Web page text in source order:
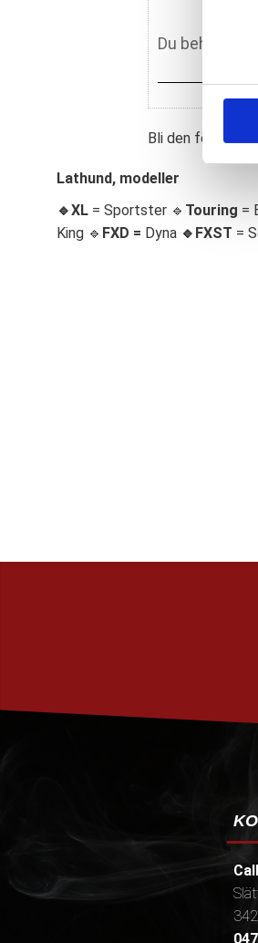
S
e
e
c
Bli den första att
Lathund, modeller
🔹XL = Sportster 🔹 Touring =
King 🔹 FXD = Dyna 🔹 FXST =